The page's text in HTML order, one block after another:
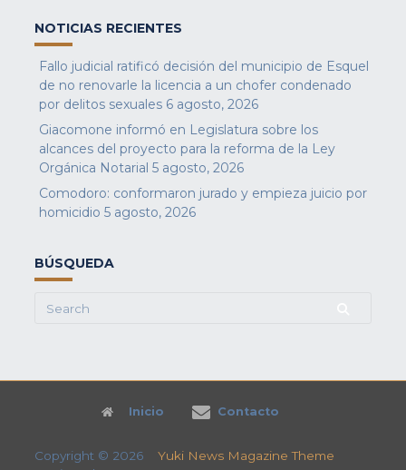
NOTICIAS RECIENTES
Fallo judicial ratificó decisión del municipio de Esquel
de no renovarle la licencia a un chofer condenado
por delitos sexuales 6 agosto, 2026
Giacomone informó en Legislatura sobre los
alcances del proyecto para la reforma de la Ley
Orgánica Notarial 5 agosto, 2026
Comodoro: conformaron jurado y empieza juicio por
homicidio 5 agosto, 2026
BÚSQUEDA
Search
Inicio Contacto
Copyright © 2026 Yuki News Magazine Theme